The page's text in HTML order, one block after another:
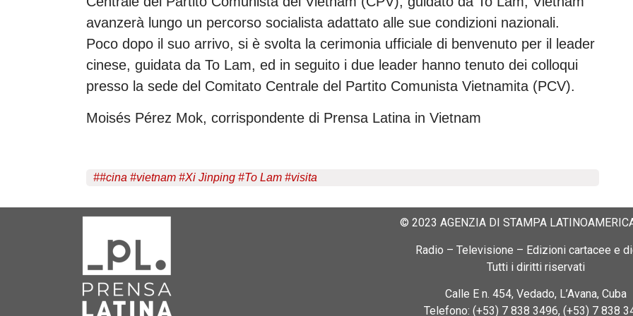
avanzerà lungo un percorso socialista adattato alle sue condizioni nazionali.
Poco dopo il suo arrivo, si è svolta la cerimonia ufficiale di benvenuto per il leader
cinese, guidata da To Lam, ed in seguito i due leader hanno tenuto dei colloqui
presso la sede del Comitato Centrale del Partito Comunista Vietnamita (PCV).
Moisés Pérez Mok, corrispondente di Prensa Latina in Vietnam
##cina #vietnam #Xi Jinping #To Lam #visita
© 2023 AGENZIA DI STAMPA
Radio – Televisione – Edizioni cartacee e
Tutti i diritti riservati
Calle E n. 454, Vedado, L’Avana, Cuba
Telefono: (+53) 7 838 3496, (+53) 7 838